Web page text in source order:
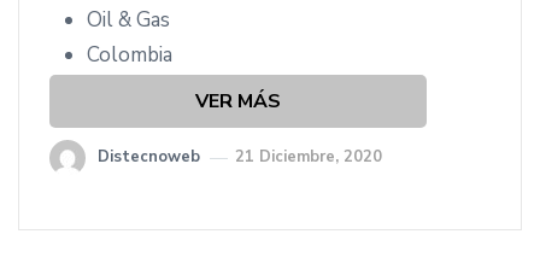
Oil & Gas
Colombia
VER MÁS
Distecnoweb 21 Diciembre, 2020